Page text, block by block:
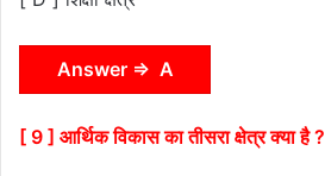
Answer ⇒ A
[ 9 ] आर्थिक विकास का तीसरा क्षेत्र क्या है ?